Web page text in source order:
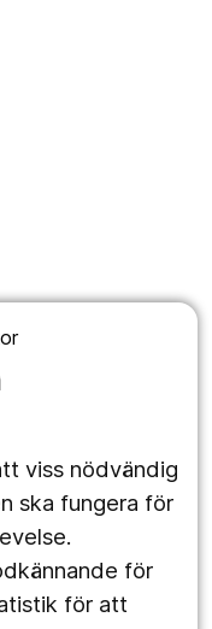
viss nödvändig
ska fungera för
för
för att